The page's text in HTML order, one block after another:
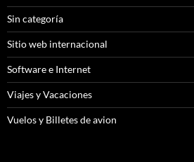
Sin categoría
Sitio web internacional
Software e Internet
Viajes y Vacaciones
Vuelos y Billetes de avion